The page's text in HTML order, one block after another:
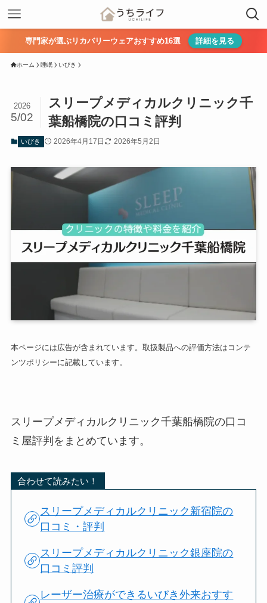
専門家が選ぶリカバリーウェアおすすめ16選 詳細を見る
ホーム 睡眠 いびき
スリープメディカルクリニック千
葉船橋院の口コミ評判
2026
5/02
いびき 2026年4月17日 2026年5月2日
本ページには広告が含まれています。取扱製品への評価方法はコンテ
ンツポリシーに記載しています。
スリープメディカルクリニック千葉船橋院の口コ
ミ屋評判をまとめています。
合わせて読みたい！
スリープメディカルクリニック新宿院の
口コミ・評判
スリープメディカルクリニック銀座院の
口コミ評判
レーザー治療ができるいびき外来おすす